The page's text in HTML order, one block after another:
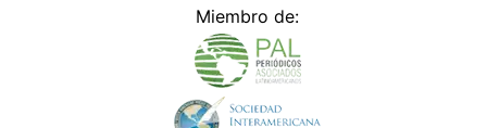
Miembro de: